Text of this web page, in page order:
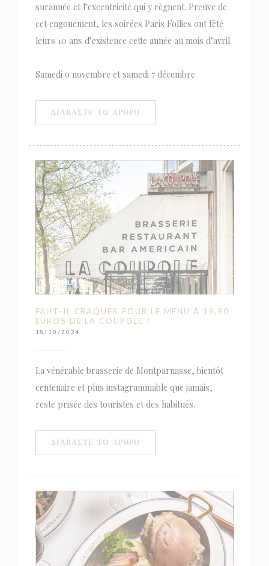
surannée et l’excentricité qui y règnent. Preuve de
cet engouement, les soirées Paris Follies ont fêté
leurs 10 ans d’existence cette année au mois d’avril.
Samedi 9 novembre et samedi 7 décembre
ΔΙΑΒΆΣΤΕ ΤΟ ΆΡΘΡΟ((ΑΝΟΊΓΕΙ ΣΕ ΝΈΟ
FAUT-IL CRAQUER POUR LE MENU À 19,90
EUROS DE LA COUPOLE ?
18/10/2024
La vénérable brasserie de Montparnasse, bientôt
centenaire et plus instagrammable que jamais,
reste prisée des touristes et des habitués.
ΔΙΑΒΆΣΤΕ ΤΟ ΆΡΘΡΟ((ΑΝΟΊΓΕΙ ΣΕ ΝΈΟ